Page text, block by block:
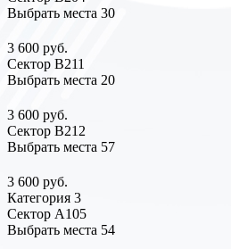
Выбрать места 30
3 600 руб.
Сектор В211
Выбрать места 20
3 600 руб.
Сектор В212
Выбрать места 57
3 600 руб.
Категория 3
Сектор А105
Выбрать места 54